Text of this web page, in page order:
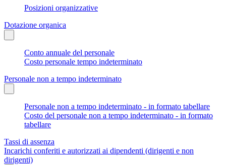
Posizioni organizzative
Dotazione organica
Conto annuale del personale
Costo personale tempo indeterminato
Personale non a tempo indeterminato
Personale non a tempo indeterminato - in formato tabellare
Costo del personale non a tempo indeterminato - in formato
tabellare
Tassi di assenza
Incarichi conferiti e autorizzati ai dipendenti (dirigenti e non
dirigenti)